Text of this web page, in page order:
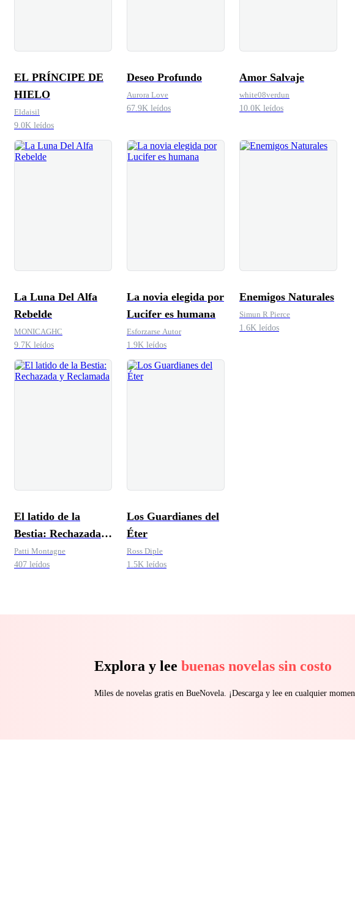
EL PRÍNCIPE DE
HIELO
Eldaisil
9.0K leídos
Deseo Profundo
Aurora Love
67.9K leídos
Amor Salvaje
white08verdun
10.0K leídos
La Luna Del Alfa
Rebelde
MONICAGHC
9.7K leídos
La novia elegida por
Lucifer es humana
Esforzarse Autor
1.9K leídos
Enemigos Naturales
Simun R Pierce
1.6K leídos
El latido de la
Bestia: Rechazada y
Reclamada
Patti Montagne
407 leídos
Los Guardianes del
Éter
Ross Diple
1.5K leídos
Explora y lee buenas novelas sin costo
Miles de novelas gratis en BueNovela. ¡Descarga y lee en cualquier